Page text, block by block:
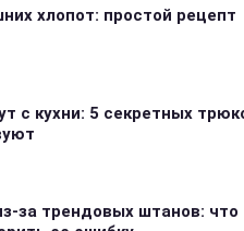
хлопот: простой рецепт
с кухни: 5 секретных
за трендовых штанов: что